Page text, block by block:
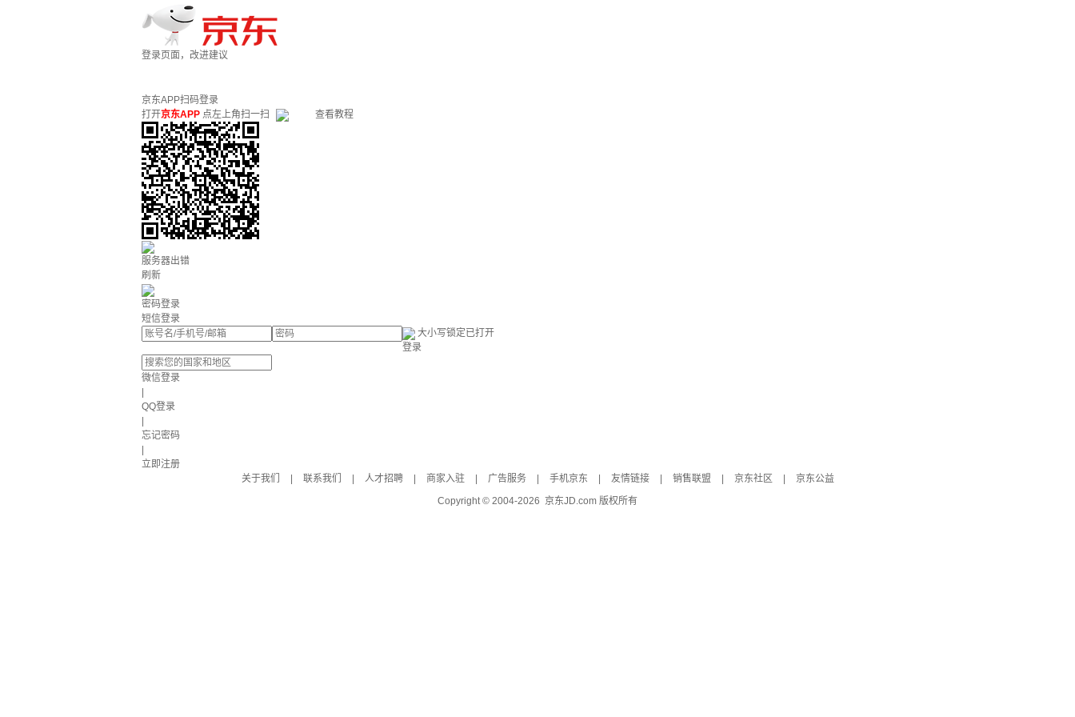
登录页面，改进建议
京东APP扫码登录
打开京东APP 点左上角扫一扫 查看教程
服务器出错
刷新
密码登录
短信登录
大小写锁定已打开
登录
微信登录
QQ登录
忘记密码
立即注册
关于我们
联系我们 人才招聘 商家入驻 广告服务 手机京东 友情链接 销售联盟 京东社区
京东公益
Copyright © 2004-2026 京东JD.com 版权所有